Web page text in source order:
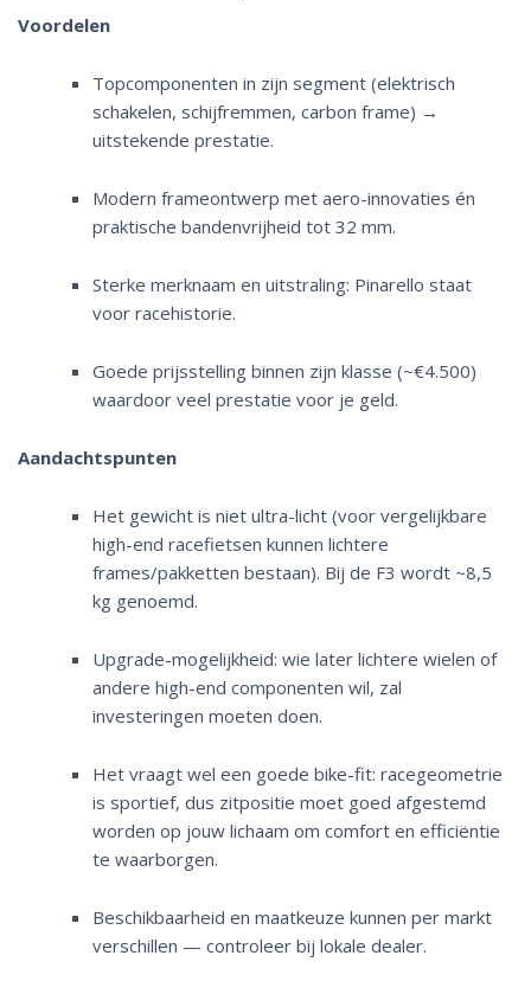
Voordelen
Topcomponenten in zijn segment (elektrisch
schakelen, schijfremmen, carbon frame) →
uitstekende prestatie.
Modern frameontwerp met aero-innovaties én
praktische bandenvrijheid tot 32 mm.
Sterke merknaam en uitstraling: Pinarello staat
voor racehistorie.
Goede prijsstelling binnen zijn klasse (~€4.500)
waardoor veel prestatie voor je geld.
Aandachtspunten
Het gewicht is niet ultra-licht (voor vergelijkbare
high-end racefietsen kunnen lichtere
frames/pakketten bestaan). Bij de F3 wordt ~8,5
kg genoemd.
Upgrade-mogelijkheid: wie later lichtere wielen of
andere high-end componenten wil, zal
investeringen moeten doen.
Het vraagt wel een goede bike-fit: racegeometrie
is sportief, dus zitpositie moet goed afgestemd
worden op jouw lichaam om comfort en efficiëntie
te waarborgen.
Beschikbaarheid en maatkeuze kunnen per markt
verschillen — controleer bij lokale dealer.